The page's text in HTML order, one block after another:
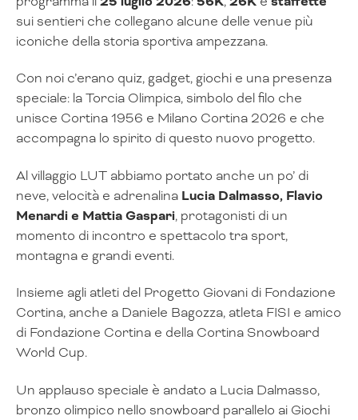
sui sentieri che collegano alcune delle venue più
iconiche della storia sportiva ampezzana.
Con noi c’erano quiz, gadget, giochi e una presenza
speciale: la Torcia Olimpica, simbolo del filo che
unisce Cortina 1956 e Milano Cortina 2026 e che
accompagna lo spirito di questo nuovo progetto.
Al villaggio LUT abbiamo portato anche un po’ di
neve, velocità e adrenalina Lucia Dalmasso, Flavio
Menardi e Mattia Gaspari, protagonisti di un
momento di incontro e spettacolo tra sport,
montagna e grandi eventi.
Insieme agli atleti del Progetto Giovani di Fondazione
Cortina, anche a Daniele Bagozza, atleta FISI e amico
di Fondazione Cortina e della Cortina Snowboard
World Cup.
Un applauso speciale è andato a Lucia Dalmasso,
bronzo olimpico nello snowboard parallelo ai Giochi